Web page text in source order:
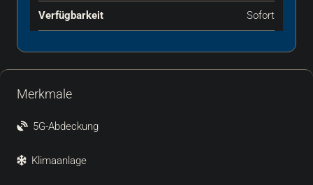
Verfügbarkeit Sofort
Merkmale
5G-Abdeckung
Klimaanlage